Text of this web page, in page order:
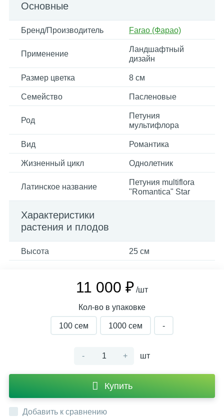
Основные
Бренд/Производитель Farao (Фарао)
Применение
Ландшафтный
дизайн
Размер цветка 8 см
Семейство Пасленовые
Род
Петуния
мультифлора
Вид Романтика
Жизненный цикл Однолетник
Латинское название
Петуния multiflora
"Romantica" Star
Характеристики
растения и плодов
Высота 25 см
11 000 ₽ /шт
Кол-во в упаковке
100 сем 1000 cем -
- + шт
Купить
Добавить к сравнению